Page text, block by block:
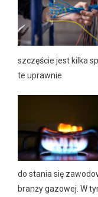
szczęście jest kilka
te uprawnie
do stania się
branży gazowej. W